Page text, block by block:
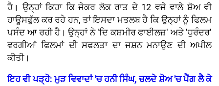
ਹੈ। ਉਨ੍ਹਾਂ ਕਿਹਾ ਕਿ ਜੇਕਰ ਲੋਕ ਰਾਤ ਦੇ 12 ਵਜੇ ਵਾਲੇ ਸ਼ੋਅ ਵੀ
ਹਾਊਸਫੁੱਲ ਕਰ ਰਹੇ ਹਨ, ਤਾਂ ਇਸਦਾ ਮਤਲਬ ਹੈ ਕਿ ਉਨ੍ਹਾਂ ਨੂੰ ਫਿਲਮ
ਪਸੰਦ ਆ ਰਹੀ ਹੈ। ਉਨ੍ਹਾਂ ਨੇ 'ਦਿ ਕਸ਼ਮੀਰ ਫਾਈਲਜ਼' ਅਤੇ 'ਧੁਰੰਦਰ'
ਵਰਗੀਆਂ ਫਿਲਮਾਂ ਦੀ ਸਫਲਤਾ ਦਾ ਜਸ਼ਨ ਮਨਾਉਣ ਦੀ ਅਪੀਲ
ਕੀਤੀ।
ਇਹ ਵੀ ਪੜ੍ਹੋ: ਮੁੜ ਵਿਵਾਦਾਂ 'ਚ ਹਨੀ ਸਿੰਘ, ਚਲਦੇ ਸ਼ੋਅ 'ਚ ਪੈੱਗ ਲੈ ਕੇ